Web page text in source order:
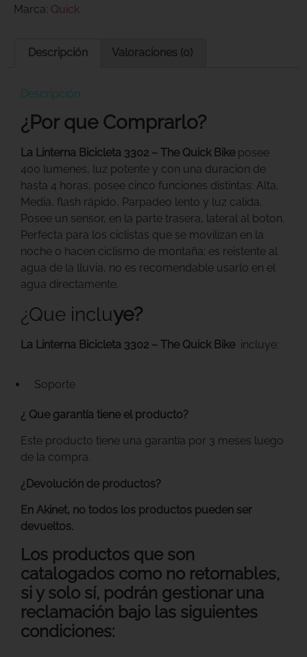
Marca: Quick
Descripción Valoraciones (0)
Descripción
¿Por que Comprarlo?
La Linterna Bicicleta 3302 – The Quick Bike posee
400 lumenes, luz potente y con una duracion de
hasta 4 horas, posee cinco funciones distintas: Alta,
Media, flash rápido, Parpadeo lento y luz calida.
Posee un sensor, en la parte trasera, lateral al boton.
Perfecta para los ciclistas que se movilizan en la
noche o hacen ciclismo de montaña; es reistente al
agua de la lluvia, no es recomendable usarlo en el
agua directamente.
¿Que incluye?
La Linterna Bicicleta 3302 – The Quick Bike incluye:
Soporte
¿ Que garantía tiene el producto?
Este producto tiene una garantía por 3 meses luego
de la compra.
¿Devolución de productos?
En Akinet, no todos los productos pueden ser
devueltos.
Los productos que son
catalogados como no retornables,
si y solo sí, podrán gestionar una
reclamación bajo las siguientes
condiciones: